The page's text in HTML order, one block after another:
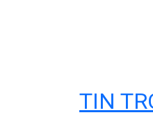
TIN